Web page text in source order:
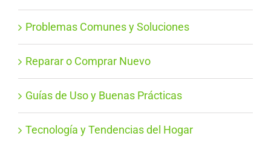
Problemas Comunes y Soluciones
Reparar o Comprar Nuevo
Guías de Uso y Buenas Prácticas
Tecnología y Tendencias del Hogar